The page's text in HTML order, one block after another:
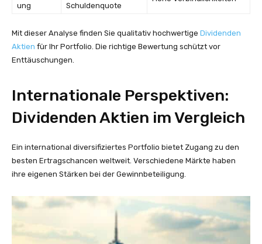
ung Schuldenquote
Mit dieser Analyse finden Sie qualitativ hochwertige Dividenden
Aktien für Ihr Portfolio. Die richtige Bewertung schützt vor
Enttäuschungen.
Internationale Perspektiven:
Dividenden Aktien im Vergleich
Ein international diversifiziertes Portfolio bietet Zugang zu den
besten Ertragschancen weltweit. Verschiedene Märkte haben
ihre eigenen Stärken bei der Gewinnbeteiligung.